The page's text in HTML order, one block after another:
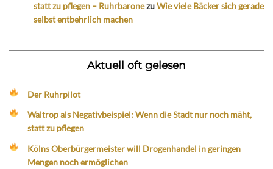
statt zu pflegen – RuhrbaronezuWie viele Bäcker sich gerade
selbst entbehrlich machen
Aktuell oft gelesen
Der Ruhrpilot
Waltrop als Negativbeispiel: Wenn die Stadt nur noch mäht,
statt zu pflegen
Kölns Oberbürgermeister will Drogenhandel in geringen
Mengen noch ermöglichen